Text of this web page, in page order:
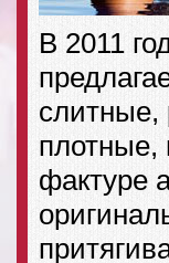
В 2011
слитные,
плотные,
фактуре